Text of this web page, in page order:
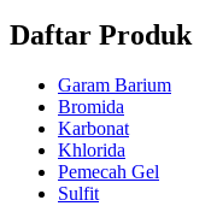
Daftar Produk
Garam Barium
Bromida
Karbonat
Khlorida
Pemecah Gel
Sulfit